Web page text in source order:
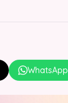
WhatsApp